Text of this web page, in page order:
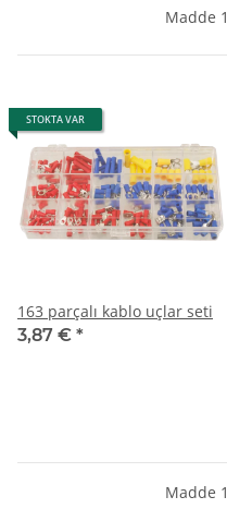
Madde
STOKTA VAR
163 parçalı kablo uçlar seti
3,87 € *
Madde